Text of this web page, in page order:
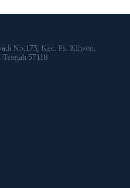
No.175, Kec. Ps. Kliwon,
Tengah 57118